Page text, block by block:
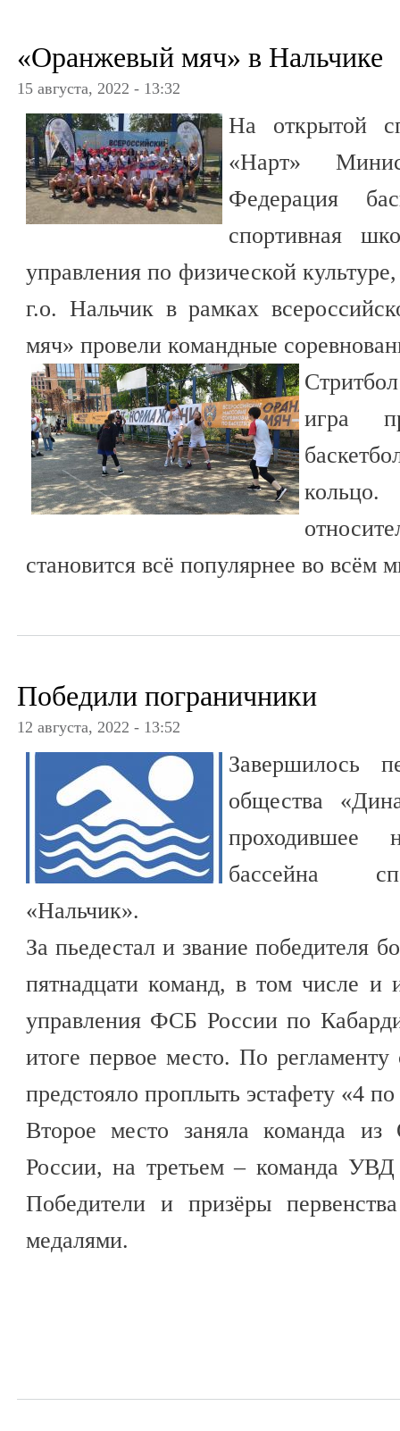
«Оранжевый мяч» в Нальчике
15 августа, 2022 - 13:32
На открытой
«Нарт»
Федерация
спортивная
управления по физической
г.о. Нальчик в рамках
мяч» провели командные
игра
становится всё популярнее во всём
Победили пограничники
12 августа, 2022 - 13:52
Завершилось
общества
проходившее
бассейна
«Нальчик».
За пьедестал и звание победителя
пятнадцати команд, в том числе и
управления ФСБ России по
итоге первое место. По регламенту
предстояло проплыть эстафету «4
Второе место заняла команда
России, на третьем – команда
Победители и призёры
медалями.